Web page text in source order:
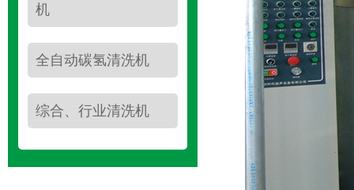
机
全自动碳氢清洗机
综合、行业清洗机